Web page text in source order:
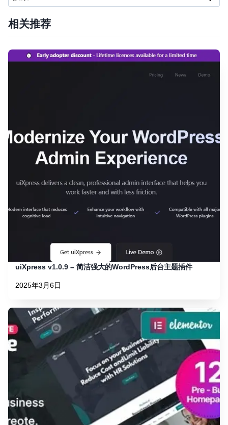
索：
相关推荐
uiXpress v1.0.9 – 简洁强大的WordPress后台主题插件
2025年3月6日